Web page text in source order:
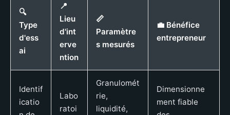
🔍
Type
d'ess
ai
📍
Lieu
d'int
erve
ntion
📏
Paramètre
s mesurés
💼 Bénéfice
entrepreneur
Identif
icatio
Labo
ratoi
Granulomét
rie,
liquidité,
Dimensionne
ment fiable